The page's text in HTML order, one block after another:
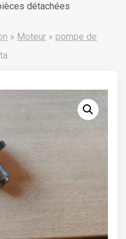
la France
» Moteur » pompe de